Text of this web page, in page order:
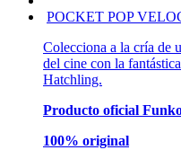
POCKET POP
Colecciona a la cría de
del cine con la
Hatchling.
Producto oficial
100% original